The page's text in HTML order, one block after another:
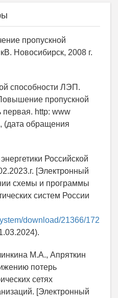
пропускной
Новосибирск, 2008 г.
способности ЛЭП.
пропускной
http: www
(дата обращения
Российской
[Электронный
схемы и программы
систем России
download/21366/172
М.А., Апряткин
потерь
сетях
[Электронный